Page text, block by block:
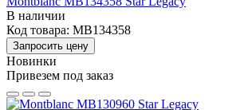
В наличии
Код товара: MB134358
Запросить цену
Новинки
Привезем под заказ